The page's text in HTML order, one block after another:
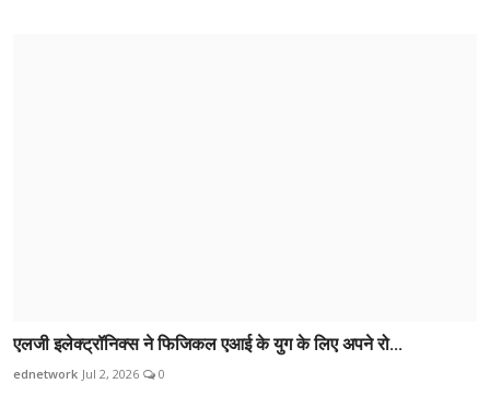
एलजी इलेक्ट्रॉनिक्स ने फिजिकल एआई के युग के लिए अपने रो...
ednetwork Jul 2, 2026 0